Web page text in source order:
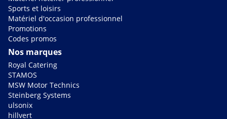
Sports et loisirs
Matériel d'occasion professionnel
Promotions
Codes promos
Nos marques
Royal Catering
STAMOS
MSW Motor Technics
Steinberg Systems
ulsonix
hillvert